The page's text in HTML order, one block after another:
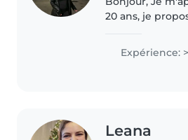
20 ans, je
l'habitude de
d'enfants et je
Expérience:
Leana